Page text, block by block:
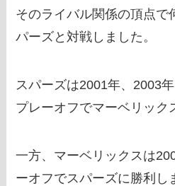
そのライバル関係の頂点で
パーズと対戦しました。
スパーズは2001年、2003
プレーオフでマーベリック
一方、マーベリックスは
ーオフでスパーズに勝利し